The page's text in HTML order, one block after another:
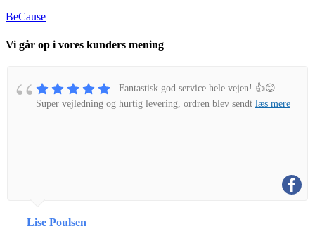
BeCause
Vi går op i vores kunders mening
Fantastisk god service hele vejen! 👍😊
Super vejledning og hurtig levering, ordren blev sendt læs mere
Lise Poulsen